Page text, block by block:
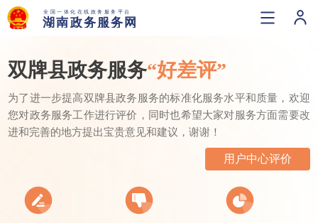
双牌县政务服务“好差评”
为了进一步提高双牌县政务服务的标准化服务水平和质量，欢迎
您对政务服务工作进行评价，同时也希望大家对服务方面需要改
进和完善的地方提出宝贵意见和建议，谢谢！
用户中心评价